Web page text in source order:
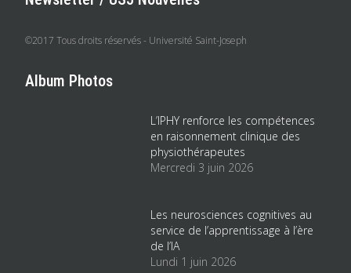
©2017 Tous droits réservés - Université Saint-Joseph
Album Photos
L’IPHY renforce les compétences
en raisonnement clinique des
physiothérapeutes
Mercredi 3 juin 2026
Les neurosciences cognitives au
service de l’apprentissage à l’ère
de l’IA
Lundi 1 juin 2026